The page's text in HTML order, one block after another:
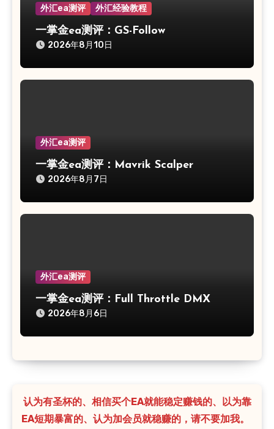
外汇ea测评 外汇经验教程
一掌金ea测评：GS-Follow
2026年8月10日
外汇ea测评
一掌金ea测评：Mavrik Scalper
2026年8月7日
外汇ea测评
一掌金ea测评：Full Throttle DMX
2026年8月6日
认为有圣杯的、相信买个EA就能稳定赚钱的、以为靠
EA短期暴富的、认为加会员就稳赚的，请不要加我。